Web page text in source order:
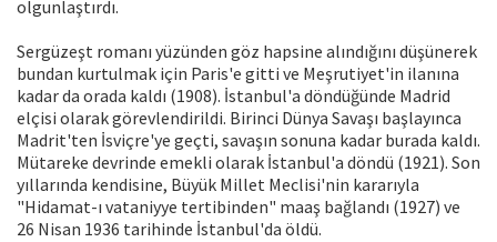
olgunlaştırdı.
Sergüzeşt romanı yüzünden göz hapsine alındığını düşünerek
bundan kurtulmak için Paris'e gitti ve Meşrutiyet'in ilanına
kadar da orada kaldı (1908). İstanbul'a döndüğünde Madrid
elçisi olarak görevlendirildi. Birinci Dünya Savaşı başlayınca
Madrit'ten İsviçre'ye geçti, savaşın sonuna kadar burada kaldı.
Mütareke devrinde emekli olarak İstanbul'a döndü (1921). Son
yıllarında kendisine, Büyük Millet Meclisi'nin kararıyla
"Hidamat-ı vataniyye tertibinden" maaş bağlandı (1927) ve
26 Nisan 1936 tarihinde İstanbul'da öldü.